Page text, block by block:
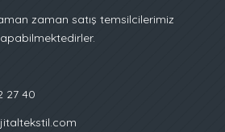
zaman satış temsilcilerimiz
27 40